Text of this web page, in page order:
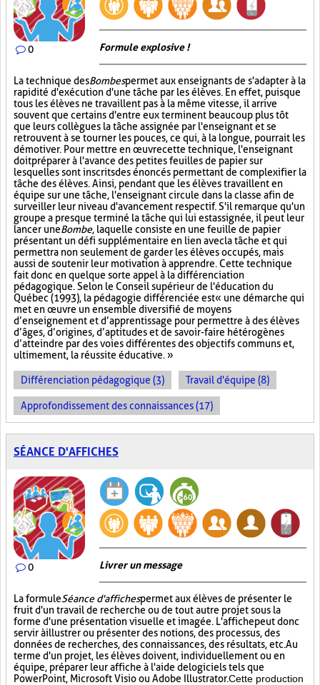
0 Formule explosive !
La technique desBombespermet aux enseignants de s'adapter à la
rapidité d'exécution d'une tâche par les élèves. En effet, puisque
tous les élèves ne travaillent pas à la même vitesse, il arrive
souvent que certains d'entre eux terminent beaucoup plus tôt
que leurs collègues la tâche assignée par l'enseignant et se
retrouvent à se tourner les pouces, ce qui, à la longue, pourrait les
démotiver. Pour mettre en œuvre cette technique, l'enseignant
doit préparer à l'avance des petites feuilles de papier sur
lesquelles sont inscrits des énoncés permettant de complexifier la
tâche des élèves. Ainsi, pendant que les élèves travaillent en
équipe sur une tâche, l'enseignant circule dans la classe afin de
surveiller leur niveau d'avancement respectif. S'il remarque qu'un
groupe a presque terminé la tâche qui lui est assignée, il peut leur
lancer uneBombe, laquelle consiste en une feuille de papier
présentant un défi supplémentaire en lien avec la tâche et qui
permettra non seulement de garder les élèves occupés, mais
aussi de soutenir leur motivation à apprendre. Cette technique
fait donc en quelque sorte appel à la différenciation
pédagogique. Selon le Conseil supérieur de l'éducation du
Québec (1993), la pédagogie différenciée est « une démarche qui
met en œuvre un ensemble diversifié de moyens
d’enseignement et d’apprentissage pour permettre à des élèves
d’âges, d’origines, d’aptitudes et de savoir-faire hétérogènes
d’atteindre par des voies différentes des objectifs communs et,
ultimement, la réussite éducative. »
Différenciation pédagogique (3) Travail d'équipe (8)
Approfondissement des connaissances (17)
SÉANCE D'AFFICHES
0 Livrer un message
La formuleSéance d'affichespermet aux élèves de présenter le
fruit d'un travail de recherche ou de tout autre projet sous la
forme d'une présentation visuelle et imagée. L'affichepeut donc
servir à illustrer ou présenter des notions, des processus, des
données de recherches, des connaissances, des résultats, etc. Au
terme d'un projet, les élèves doivent, individuellement ou en
équipe, préparer leur affiche à l'aide de logiciels tels que
PowerPoint, Microsoft Visio ou Adobe Illustrator.Cette production